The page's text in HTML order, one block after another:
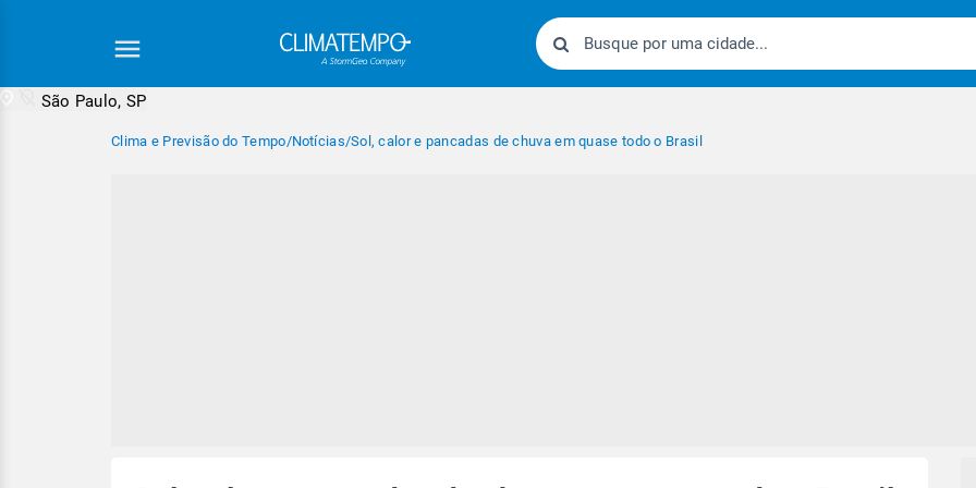
São Paulo, SP
Clima e Previsão do Tempo/Notícias/Sol, calor e pancadas de chuva em quase todo o Brasil